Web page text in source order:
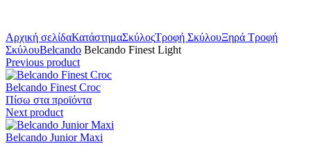
Αρχική σελίδαΚατάστημαΣκύλοςΤροφή ΣκύλουΞηρά Τροφή
ΣκύλουBelcando Belcando Finest Light
Previous product
Belcando Finest Croc
Πίσω στα προϊόντα
Next product
Belcando Junior Maxi